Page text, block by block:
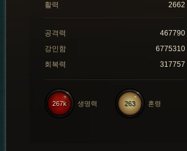
활력
2662
공격력
467790
강인함
6775310
회복력
317757
263 혼령
267k 생명력